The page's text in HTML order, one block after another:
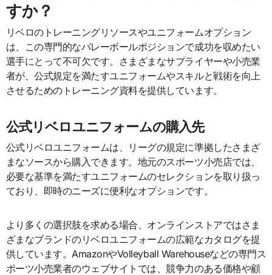
すか？
リベロのトレーニングリソースやユニフォームオプション
は、この専門的なバレーボールポジションで成功を収めたい
選手にとって不可欠です。さまざまなサプライヤーや小売業
者が、公式規定を満たすユニフォームやスキルと戦術を向上
させるためのトレーニング資料を提供しています。
公式リベロユニフォームの購入先
公式リベロユニフォームは、リーグの規定に準拠したさまざ
まなソースから購入できます。地元のスポーツ小売店では、
必要な基準を満たすユニフォームのセレクションを取り扱っ
ており、即時のニーズに便利なオプションです。
より多くの選択肢を求める場合、オンラインストアではさま
ざまなブランドのリベロユニフォームの広範なカタログを提
供しています。AmazonやVolleyball Warehouseなどの専門ス
ポーツ小売業者のウェブサイトでは、競争力のある価格や顧